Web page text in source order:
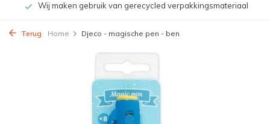
Wij maken gebruik van gerecycled verpakkingsmateriaal
Terug Home Djeco - magische pen - ben